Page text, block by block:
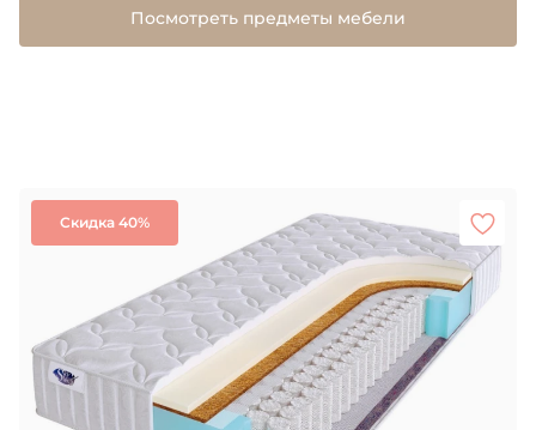
Посмотреть предметы мебели
Скидка 40%